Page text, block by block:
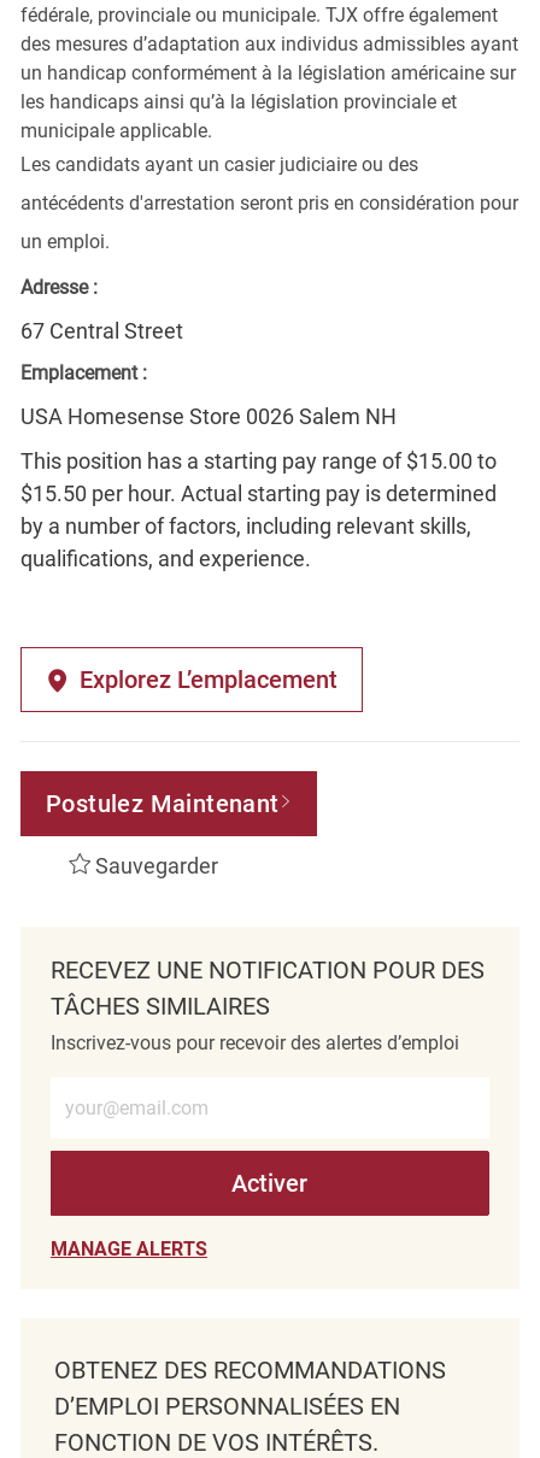
fédérale, provinciale ou municipale. TJX offre également
des mesures d’adaptation aux individus admissibles ayant
un handicap conformément à la législation américaine sur
les handicaps ainsi qu’à la législation provinciale et
municipale applicable.
Les candidats ayant un casier judiciaire ou des
antécédents d'arrestation seront pris en considération pour
un emploi.
Adresse :
67 Central Street
Emplacement :
USA Homesense Store 0026 Salem NH
This position has a starting pay range of $15.00 to
$15.50 per hour. Actual starting pay is determined
by a number of factors, including relevant skills,
qualifications, and experience.
Explorez L’emplacement
Postulez Maintenant
Sauvegarder
RECEVEZ UNE NOTIFICATION POUR DES
TÂCHES SIMILAIRES
Inscrivez-vous pour recevoir des alertes d’emploi
Activer
MANAGE ALERTS
OBTENEZ DES RECOMMANDATIONS
D’EMPLOI PERSONNALISÉES EN
FONCTION DE VOS INTÉRÊTS.